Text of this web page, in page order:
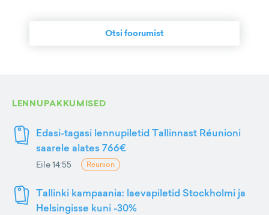
Otsi foorumist
LENNUPAKKUMISED
Edasi-tagasi lennupiletid Tallinnast Réunioni
saarele alates 766€
Eile 14:55 Reunion
Tallinki kampaania: laevapiletid Stockholmi ja
Helsingisse kuni -30%